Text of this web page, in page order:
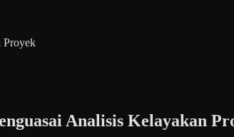
Proyek
Analisis Kelayakan